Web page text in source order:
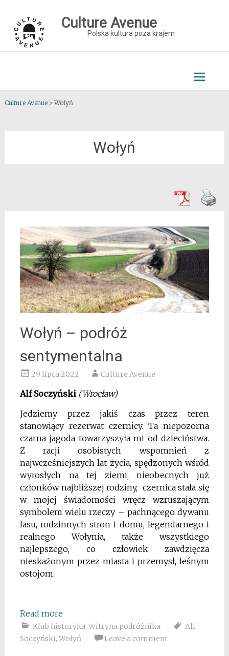
content
Culture Avenue
Polska kultura poza krajem
Culture Avenue> Wołyń
Wołyń
Wołyń – podróż
sentymentalna
29 lipca 2022 Culture Avenue
Alf Soczyński (Wrocław)
Jedziemy przez jakiś czas przez teren
stanowiący rezerwat czernicy. Ta niepozorna
czarna jagoda towarzyszyła mi od dzieciństwa.
Z racji osobistych wspomnień z
najwcześniejszych lat życia, spędzonych wśród
wyrosłych na tej ziemi, nieobecnych już
członków najbliższej rodziny, czernica stała się
w mojej świadomości wręcz wzruszającym
symbolem wielu rzeczy – pachnącego dywanu
lasu, rodzinnych stron i domu, legendarnego i
realnego Wołynia, także wszystkiego
najlepszego, co człowiek zawdzięcza
nieskażonym przez miasta i przemysł, leśnym
ostojom.
Read more
Klub historyka, Witryna podróżnika
Alf
Soczyński, Wołyń Leave a comment